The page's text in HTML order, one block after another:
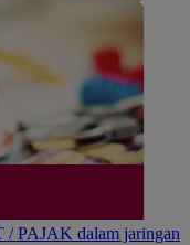
/ PAJAK dalam jaringan